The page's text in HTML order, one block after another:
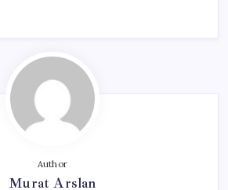
Author
Murat Arslan